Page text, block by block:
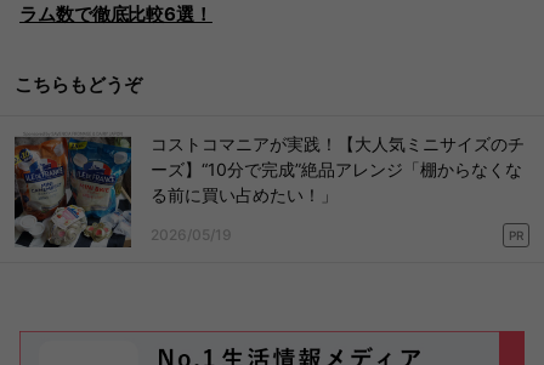
ラム数で徹底比較6選！
こちらもどうぞ
コストコマニアが実践！【大人気ミニサイズのチ
ーズ】“10分で完成”絶品アレンジ「棚からなくな
る前に買い占めたい！」
2026/05/19 PR